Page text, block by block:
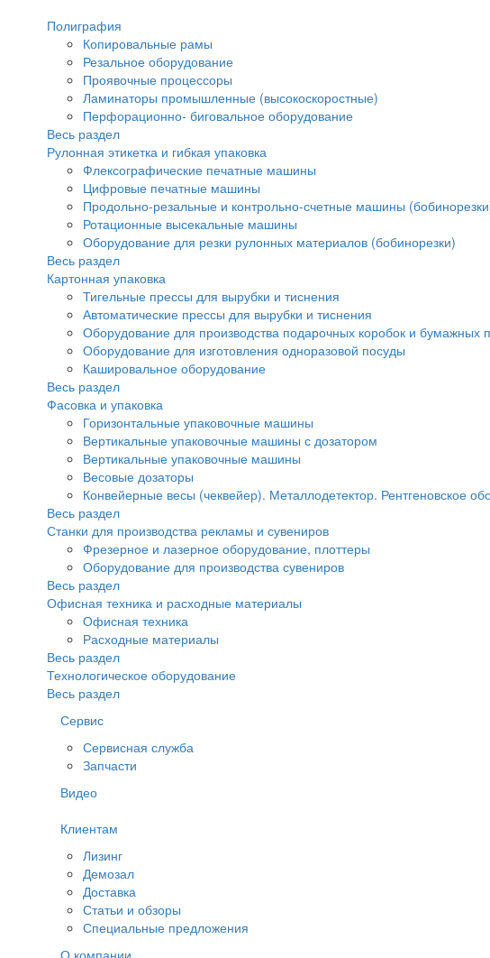
Полиграфия
Копировальные рамы
Резальное оборудование
Проявочные процессоры
Ламинаторы промышленные (высокоскоростные)
Перфорационно- биговальное оборудование
Весь раздел
Рулонная этикетка и гибкая упаковка
Флексографические печатные машины
Цифровые печатные машины
Продольно-резальные и контрольно-счетные машины
Ротационные высекальные машины
Оборудование для резки рулонных материалов (бобинорезки)
Весь раздел
Картонная упаковка
Тигельные прессы для вырубки и тиснения
Автоматические прессы для вырубки и тиснения
Оборудование для производства подарочных коробок и бумажных
Оборудование для изготовления одноразовой посуды
Кашировальное оборудование
Весь раздел
Фасовка и упаковка
Горизонтальные упаковочные машины
Вертикальные упаковочные машины с дозатором
Вертикальные упаковочные машины
Весовые дозаторы
Конвейерные весы (чеквейер). Металлодетектор. Рентгеновское
Весь раздел
Станки для производства рекламы и сувениров
Фрезерное и лазерное оборудование, плоттеры
Оборудование для производства сувениров
Весь раздел
Офисная техника и расходные материалы
Офисная техника
Расходные материалы
Весь раздел
Технологическое оборудование
Весь раздел
Сервис
Сервисная служба
Запчасти
Видео
Клиентам
Лизинг
Демозал
Доставка
Статьи и обзоры
Специальные предложения
О компании